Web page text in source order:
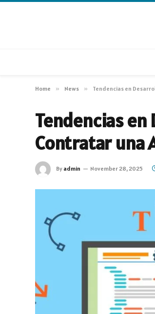
Home » News » Tendencias en
Tendencias
Contratar una
By admin November 28, 2025